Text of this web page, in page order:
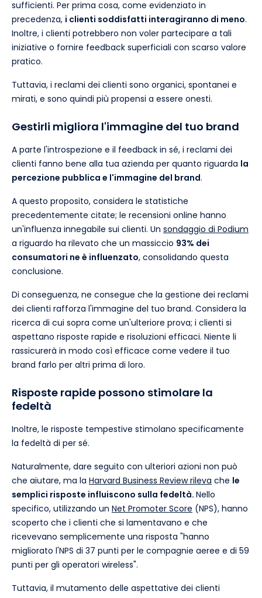
sufficienti. Per prima cosa, come evidenziato in
precedenza, i clienti soddisfatti interagiranno di meno.
Inoltre, i clienti potrebbero non voler partecipare a tali
iniziative o fornire feedback superficiali con scarso valore
pratico.
Tuttavia, i reclami dei clienti sono organici, spontanei e
mirati, e sono quindi più propensi a essere onesti.
Gestirli migliora l'immagine del tuo brand
A parte l'introspezione e il feedback in sé, i reclami dei
clienti fanno bene alla tua azienda per quanto riguarda la
percezione pubblica e l'immagine del brand.
A questo proposito, considera le statistiche
precedentemente citate; le recensioni online hanno
un'influenza innegabile sui clienti. Un sondaggio di Podium
a riguardo ha rilevato che un massiccio 93% dei
consumatori ne è influenzato, consolidando questa
conclusione.
Di conseguenza, ne consegue che la gestione dei reclami
dei clienti rafforza l'immagine del tuo brand. Considera la
ricerca di cui sopra come un'ulteriore prova; i clienti si
aspettano risposte rapide e risoluzioni efficaci. Niente li
rassicurerà in modo così efficace come vedere il tuo
brand farlo per altri prima di loro.
Risposte rapide possono stimolare la
fedeltà
Inoltre, le risposte tempestive stimolano specificamente
la fedeltà di per sé.
Naturalmente, dare seguito con ulteriori azioni non può
che aiutare, ma la Harvard Business Review rileva che le
semplici risposte influiscono sulla fedeltà. Nello
specifico, utilizzando un Net Promoter Score (NPS), hanno
scoperto che i clienti che si lamentavano e che
ricevevano semplicemente una risposta "hanno
migliorato l'NPS di 37 punti per le compagnie aeree e di 59
punti per gli operatori wireless".
Tuttavia, il mutamento delle aspettative dei clienti